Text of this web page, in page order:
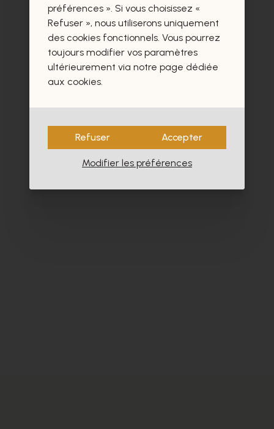
préférences ». Si vous choisissez «
Refuser », nous utiliserons uniquement
des cookies fonctionnels. Vous pourrez
toujours modifier vos paramètres
ultérieurement via notre page dédiée
aux cookies.
Refuser Accepter
Modifier les préférences